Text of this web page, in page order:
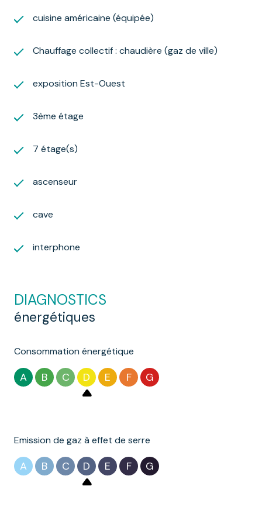
www.georisques.gouv.fr
cuisine américaine (équipée)
Chauffage collectif : chaudière (gaz de ville)
exposition Est-Ouest
3ème étage
7 étage(s)
ascenseur
cave
interphone
DIAGNOSTICS
énergétiques
Consommation énergétique
A B C D E F G
Emission de gaz à effet de serre
A B C D E F G